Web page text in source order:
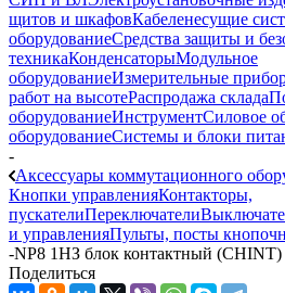
щитов и шкафовКабеленесущие
оборудованиеСредства защиты и
техникаКонденсаторыМодульное
оборудованиеИзмерительные
работ на высотеРаспродажа склада
оборудованиеИнструментСиловое
оборудованиеСистемы и блоки
-
Аксессуары коммутационного
Кнопки управленияКонтакторы,
пускателиПереключатели
и управленияПульты, посты
-NP8 1НЗ блок контактный (CHINT)
Поделиться